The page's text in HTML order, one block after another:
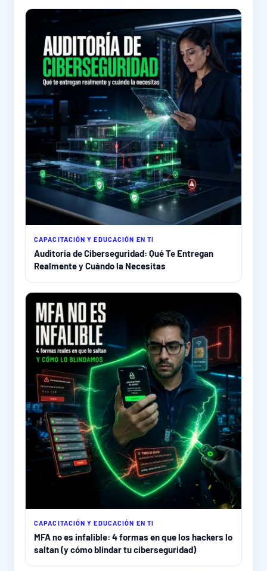
CAPACITACIÓN Y EDUCACIÓN EN TI
Auditoría de Ciberseguridad: Qué Te Entregan
Realmente y Cuándo la Necesitas
CAPACITACIÓN Y EDUCACIÓN EN TI
MFA no es infalible: 4 formas en que los hackers lo
saltan (y cómo blindar tu ciberseguridad)